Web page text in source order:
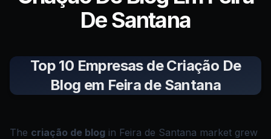
De Santana
Top 10 Empresas de Criação De
Blog em Feira de Santana
The criação de blog in Feira de Santana market grew